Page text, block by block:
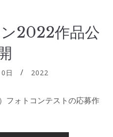
2022作品公
日 2022
フォトコンテストの応募作